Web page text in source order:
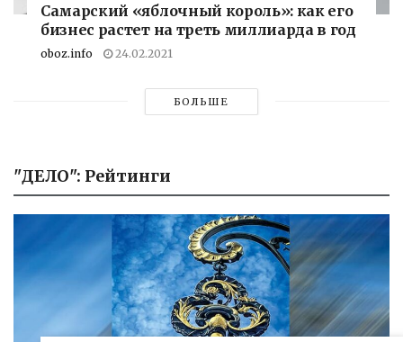
Самарский «яблочный король»: как его
бизнес растет на треть миллиарда в год
oboz.info 24.02.2021
БОЛЬШЕ
"ДЕЛО": Рейтинги